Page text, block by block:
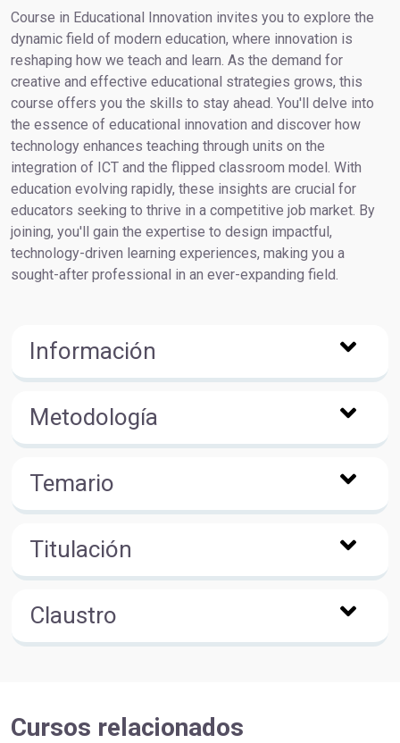
Course in Educational Innovation invites you to explore the
dynamic field of modern education, where innovation is
reshaping how we teach and learn. As the demand for
creative and effective educational strategies grows, this
course offers you the skills to stay ahead. You'll delve into
the essence of educational innovation and discover how
technology enhances teaching through units on the
integration of ICT and the flipped classroom model. With
education evolving rapidly, these insights are crucial for
educators seeking to thrive in a competitive job market. By
joining, you'll gain the expertise to design impactful,
technology-driven learning experiences, making you a
sought-after professional in an ever-expanding field.
Información
Metodología
Temario
Titulación
Claustro
Cursos relacionados